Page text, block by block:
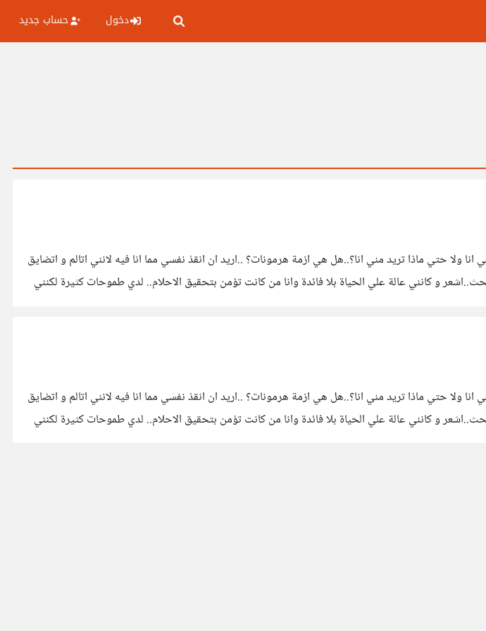
دخول حساب جديد
حتي ماذا تريد مني انا؟..هل هي ازمة هرمونات؟ ..اريد ان انقذ نفسي مما انا فيه لانني اتالم و اتضايق
و كانني عالة علي الحياة بلا فائدة وانا من كانت تؤمن بتحقيق الاحلام.. لدي طموحات كثيرة لكنني
حتي ماذا تريد مني انا؟..هل هي ازمة هرمونات؟ ..اريد ان انقذ نفسي مما انا فيه لانني اتالم و اتضايق
و كانني عالة علي الحياة بلا فائدة وانا من كانت تؤمن بتحقيق الاحلام.. لدي طموحات كثيرة لكنني